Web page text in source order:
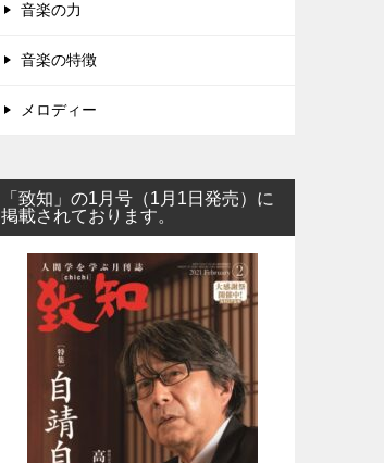
音楽の力
音楽の特徴
メロディー
「致知」の1月号（1月1日発売）に
掲載されております。